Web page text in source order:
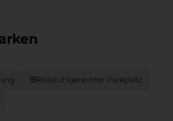
Rollstuhlgerechter Parkplatz